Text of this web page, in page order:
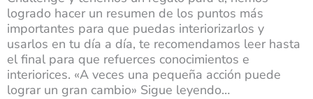
logrado hacer un resumen de los puntos más
importantes para que puedas interiorizarlos y
usarlos en tu día a día, te recomendamos leer hasta
el final para que refuerces conocimientos e
interiorices. «A veces una pequeña acción puede
lograr un gran cambio» Sigue leyendo…